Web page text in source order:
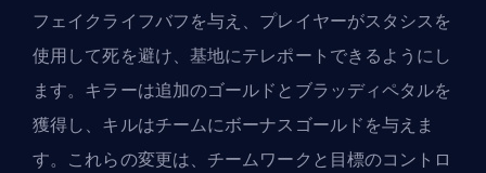
フェイクライフバフを与え、プレイヤーがスタシスを
使用して死を避け、基地にテレポートできるようにし
ます。キラーは追加のゴールドとブラッディペタルを
獲得し、キルはチームにボーナスゴールドを与えま
す。これらの変更は、チームワークと目標のコントロ